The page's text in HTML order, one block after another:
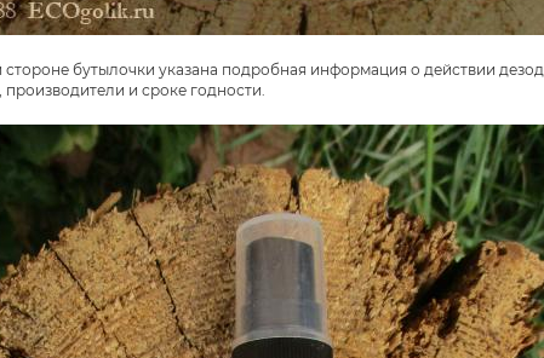
бутылочки указана подробная информация о действии
и сроке годности.